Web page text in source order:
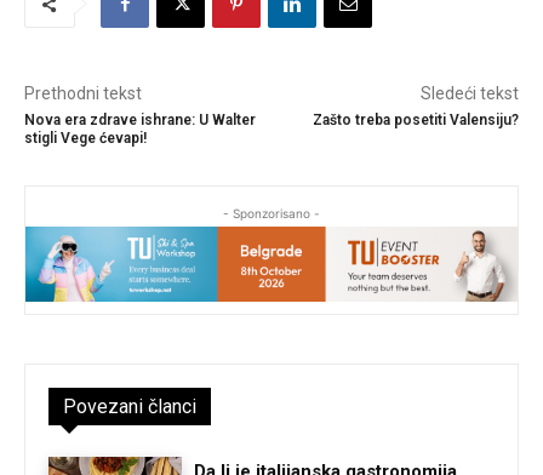
Prethodni tekst
Nova era zdrave ishrane: U Walter
stigli Vege ćevapi!
Sledeći tekst
Zašto treba posetiti Valensiju?
- Sponzorisano -
Povezani članci